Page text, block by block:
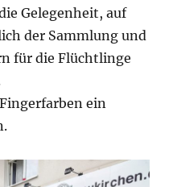
Gelegenheit, auf
der Sammlung und
für die Flüchtlinge
ein